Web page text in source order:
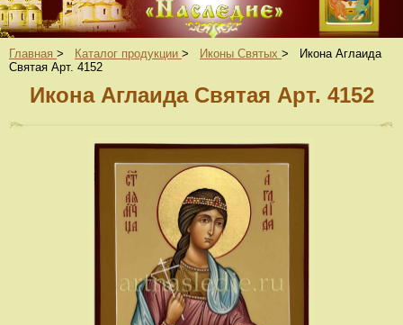
Главная > Каталог продукции > Иконы Святых >
Икона Аглаида
Святая Арт. 4152
Икона Аглаида Святая Арт. 4152